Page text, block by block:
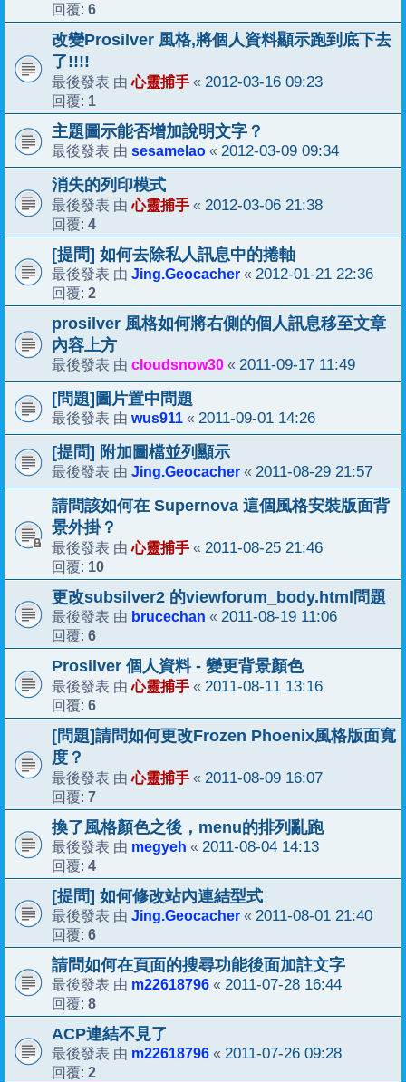
回覆: 6
改變Prosilver 風格,將個人資料顯示跑到底下去
了!!!!
最後發表 由心靈捕手 « 2012-03-16 09:23
回覆: 1
主題圖示能否增加說明文字？
最後發表 由 sesamelao « 2012-03-09 09:34
消失的列印模式
最後發表 由心靈捕手 « 2012-03-06 21:38
回覆: 4
[提問] 如何去除私人訊息中的捲軸
最後發表 由 Jing.Geocacher « 2012-01-21 22:36
回覆: 2
prosilver 風格如何將右側的個人訊息移至文章
內容上方
最後發表 由 cloudsnow30 « 2011-09-17 11:49
[問題]圖片置中問題
最後發表 由 wus911 « 2011-09-01 14:26
[提問] 附加圖檔並列顯示
最後發表 由 Jing.Geocacher « 2011-08-29 21:57
請問該如何在 Supernova 這個風格安裝版面背
景外掛？
最後發表 由心靈捕手 « 2011-08-25 21:46
回覆: 10
更改subsilver2 的viewforum_body.html問題
最後發表 由 brucechan « 2011-08-19 11:06
回覆: 6
Prosilver 個人資料 - 變更背景顏色
最後發表 由心靈捕手 « 2011-08-11 13:16
回覆: 6
[問題]請問如何更改Frozen Phoenix風格版面寬
度？
最後發表 由心靈捕手 « 2011-08-09 16:07
回覆: 7
換了風格顏色之後，menu的排列亂跑
最後發表 由 megyeh « 2011-08-04 14:13
回覆: 4
[提問] 如何修改站內連結型式
最後發表 由 Jing.Geocacher « 2011-08-01 21:40
回覆: 6
請問如何在頁面的搜尋功能後面加註文字
最後發表 由 m22618796 « 2011-07-28 16:44
回覆: 8
ACP連結不見了
最後發表 由 m22618796 « 2011-07-26 09:28
回覆: 2